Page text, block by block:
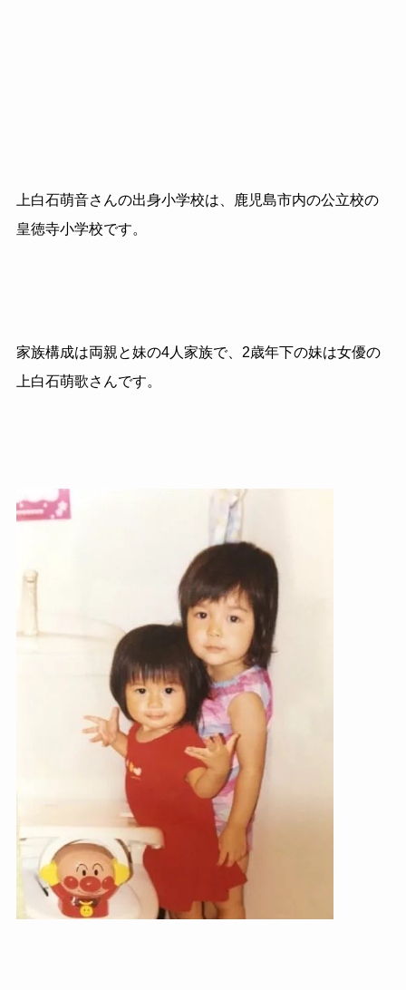
上白石萌音さんの出身小学校は、鹿児島市内の公立校の
皇徳寺小学校です。
家族構成は両親と妹の4人家族で、2歳年下の妹は女優の
上白石萌歌さんです。